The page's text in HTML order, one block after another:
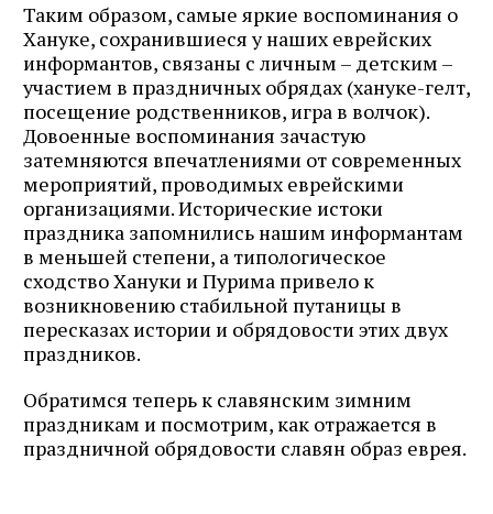
Таким образом, самые яркие воспоминания о
Хануке, сохранившиеся у наших еврейских
информантов, связаны с личным – детским –
участием в праздничных обрядах (хануке-гелт,
посещение родственников, игра в волчок).
Довоенные воспоминания зачастую
затемняются впечатлениями от современных
мероприятий, проводимых еврейскими
организациями. Исторические истоки
праздника запомнились нашим информантам
в меньшей степени, а типологическое
сходство Хануки и Пурима привело к
возникновению стабильной путаницы в
пересказах истории и обрядовости этих двух
праздников.
Обратимся теперь к славянским зимним
праздникам и посмотрим, как отражается в
праздничной обрядовости славян образ еврея.